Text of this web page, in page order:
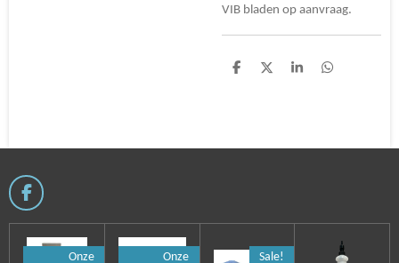
VIB bladen op aanvraag.
D
D
S
D
F
a
e
Onze
Onze
Sale!